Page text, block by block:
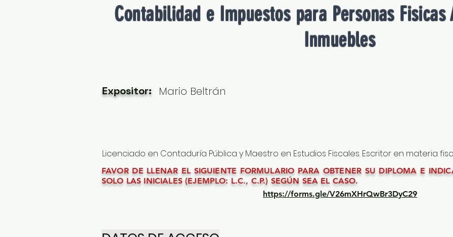
Contabilidad e Impuestos para Personas
Inmuebles
Expositor: Mario Beltrán
Licenciado en Contaduría Pública y Maestro en Estudios Fiscales. Escritor en materia
FAVOR DE LLENAR EL SIGUIENTE FORMULARIO PARA OBTENER SU DIPLOMA E
SOLO LAS INICIALES (EJEMPLO: L.C., C.P.) SEGÚN SEA EL CASO.
https://forms.gle/V26mXHrQwBr3DyC29